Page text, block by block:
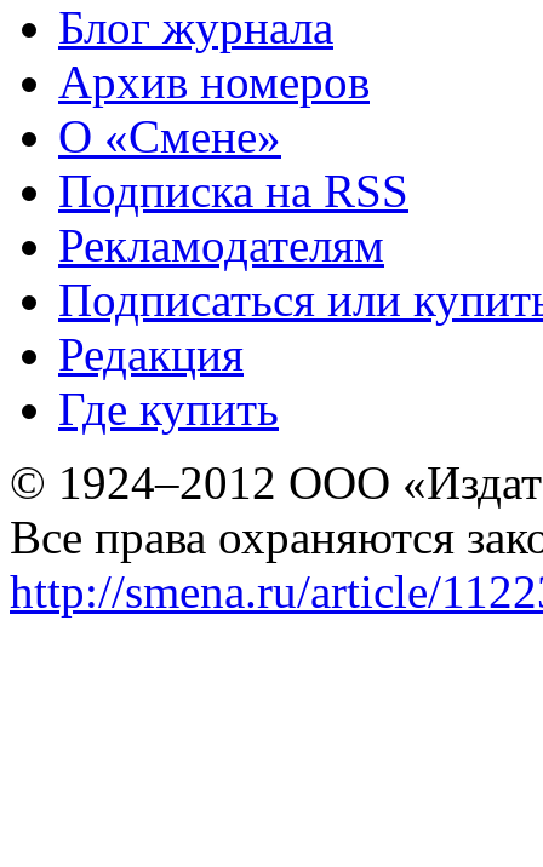
Блог журнала
Архив номеров
О «Смене»
Подписка на RSS
Рекламодателям
Подписаться или
Редакция
Где купить
© 1924–2012 ООО
Все права охраняются
http://smena.ru/article/